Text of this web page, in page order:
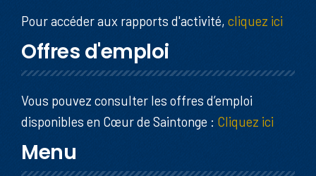
Pour accéder aux rapports d'activité, cliquez ici
Offres d'emploi
Vous pouvez consulter les offres d’emploi
disponibles en Cœur de Saintonge : Cliquez ici
Menu